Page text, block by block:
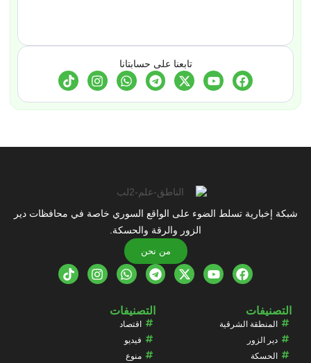
تابعنا على حسابتانا
شبكة إخبارية تسلط الضوء على الواقع السوري خاصة في محافظات دير
الزور والرقة والحسكة.
من نحن
التصنيفات
المنطقة الشرقية
دير الزور
الحسكة
التصنيفات
اقتصاد
فيديو
منوع